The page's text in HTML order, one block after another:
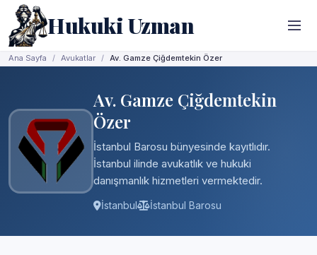
Hukuki Uzman
Ana Sayfa Avukatlar Av. Gamze Çiğdemtekin Özer
Av. Gamze Çiğdemtekin
Özer
İstanbul Barosu bünyesinde kayıtlıdır.
İstanbul ilinde avukatlık ve hukuki
danışmanlık hizmetleri vermektedir.
İstanbul İstanbul Barosu